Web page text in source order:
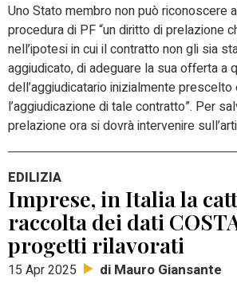
Uno Stato membro non può riconoscere
procedura di PF “un diritto di prelazione
nell’ipotesi in cui il contratto non gli sia
aggiudicato, di adeguare la sua offerta a
dell’aggiudicatario inizialmente
l’aggiudicazione di tale contratto”. Per
prelazione ora si dovrà intervenire
EDILIZIA
Imprese, in Italia la
raccolta dei dati COSTA
progetti rilavorati
15 Apr 2025 di Mauro Giansante